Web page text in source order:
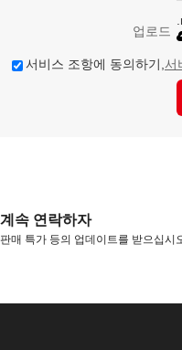
업로드
서비스 조항에 동의하기,서
계속 연락하자
판매 특가 등의 업데이트를 받으십시